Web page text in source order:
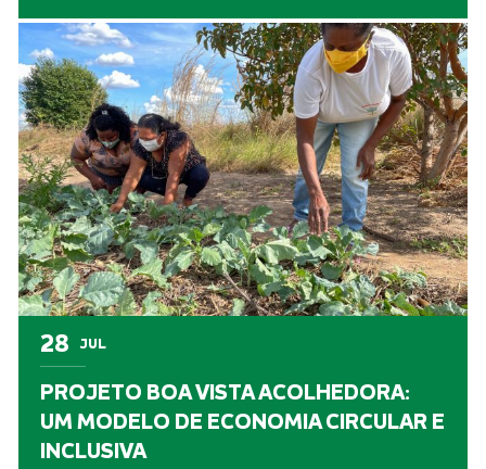
28 JUL
PROJETO BOA VISTA ACOLHEDORA:
UM MODELO DE ECONOMIA CIRCULAR E
INCLUSIVA